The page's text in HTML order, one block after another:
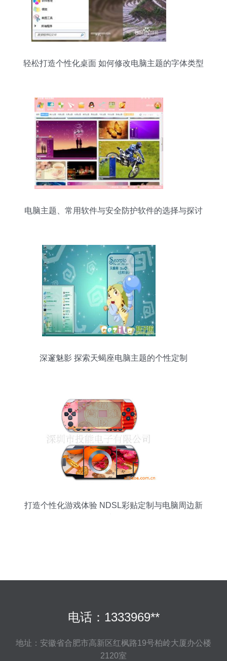
轻松打造个性化桌面 如何修改电脑主题的字体类型
电脑主题、常用软件与安全防护软件的选择与探讨
深邃魅影 探索天蝎座电脑主题的个性定制
打造个性化游戏体验 NDSL彩贴定制与电脑周边新
电话：1333969**
地址：安徽省合肥市高新区红枫路19号柏岭大厦办公楼
2120室